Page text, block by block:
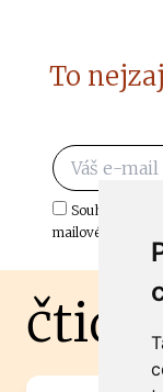
To
Souhlasím s
mailové schránky.